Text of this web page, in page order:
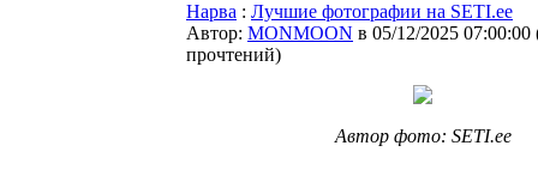
Нарва : Лучшие фотографии на SETI.ee
Автор: MONMOON в 05/12/2025 07:00:00
прочтений)
Автор фото: SETI.ee